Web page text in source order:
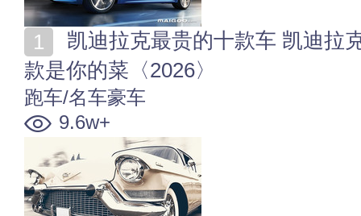
款是你的菜〈2026〉
跑车/名车豪车
9.6w+